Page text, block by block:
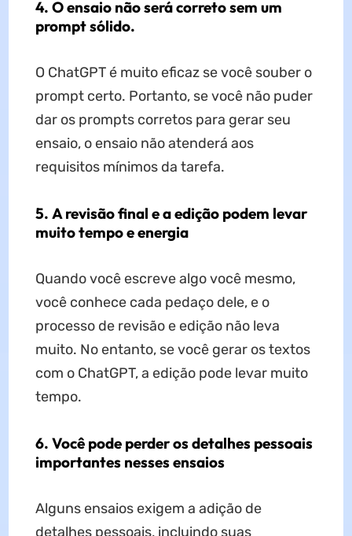
4. O ensaio não será correto sem um
prompt sólido.
O ChatGPT é muito eficaz se você souber o
prompt certo. Portanto, se você não puder
dar os prompts corretos para gerar seu
ensaio, o ensaio não atenderá aos
requisitos mínimos da tarefa.
5. A revisão final e a edição podem levar
muito tempo e energia
Quando você escreve algo você mesmo,
você conhece cada pedaço dele, e o
processo de revisão e edição não leva
muito. No entanto, se você gerar os textos
com o ChatGPT, a edição pode levar muito
tempo.
6. Você pode perder os detalhes pessoais
importantes nesses ensaios
Alguns ensaios exigem a adição de
detalhes pessoais, incluindo suas